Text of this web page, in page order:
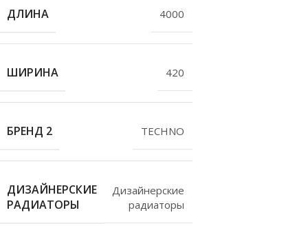
ДЛИНА 4000
ШИРИНА 420
БРЕНД 2 TECHNO
ДИЗАЙНЕРСКИЕ
РАДИАТОРЫ
Дизайнерские
радиаторы